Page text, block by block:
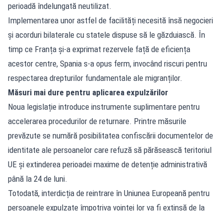
perioadă îndelungată neutilizat.
Implementarea unor astfel de facilități necesită însă negocieri
și acorduri bilaterale cu statele dispuse să le găzduiască. În
timp ce Franța și-a exprimat rezervele față de eficiența
acestor centre, Spania s-a opus ferm, invocând riscuri pentru
respectarea drepturilor fundamentale ale migranților.
Măsuri mai dure pentru aplicarea expulzărilor
Noua legislație introduce instrumente suplimentare pentru
accelerarea procedurilor de returnare. Printre măsurile
prevăzute se numără posibilitatea confiscării documentelor de
identitate ale persoanelor care refuză să părăsească teritoriul
UE și extinderea perioadei maxime de detenție administrativă
până la 24 de luni.
Totodată, interdicția de reintrare în Uniunea Europeană pentru
persoanele expulzate împotriva voinței lor va fi extinsă de la